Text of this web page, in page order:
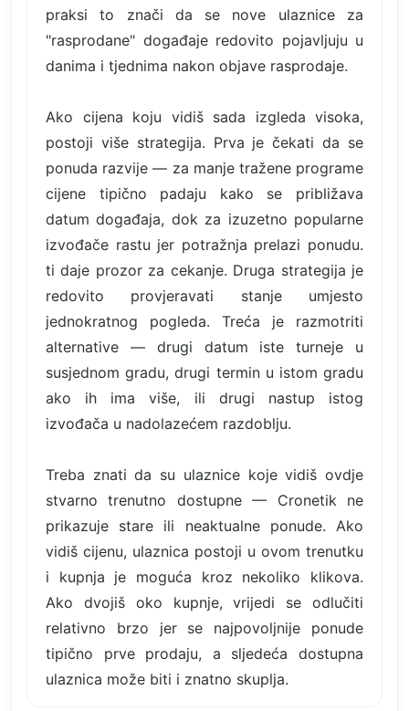
praksi to znači da se nove ulaznice za
"rasprodane" događaje redovito pojavljuju u
danima i tjednima nakon objave rasprodaje.
Ako cijena koju vidiš sada izgleda visoka,
postoji više strategija. Prva je čekati da se
ponuda razvije — za manje tražene programe
cijene tipično padaju kako se približava
datum događaja, dok za izuzetno popularne
izvođače rastu jer potražnja prelazi ponudu.
ti daje prozor za cekanje. Druga strategija je
redovito provjeravati stanje umjesto
jednokratnog pogleda. Treća je razmotriti
alternative — drugi datum iste turneje u
susjednom gradu, drugi termin u istom gradu
ako ih ima više, ili drugi nastup istog
izvođača u nadolazećem razdoblju.
Treba znati da su ulaznice koje vidiš ovdje
stvarno trenutno dostupne — Cronetik ne
prikazuje stare ili neaktualne ponude. Ako
vidiš cijenu, ulaznica postoji u ovom trenutku
i kupnja je moguća kroz nekoliko klikova.
Ako dvojiš oko kupnje, vrijedi se odlučiti
relativno brzo jer se najpovoljnije ponude
tipično prve prodaju, a sljedeća dostupna
ulaznica može biti i znatno skuplja.